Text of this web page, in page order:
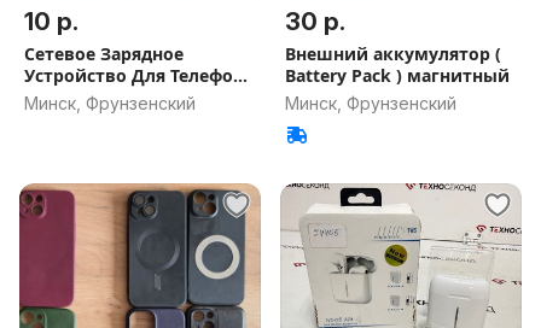
10 р.
Сетевое Зарядное
Устройство Для Телефона
ZTE
Минск, Фрунзенский
30 р.
Внешний аккумулятор (
Battery Pack ) магнитный
Минск, Фрунзенский